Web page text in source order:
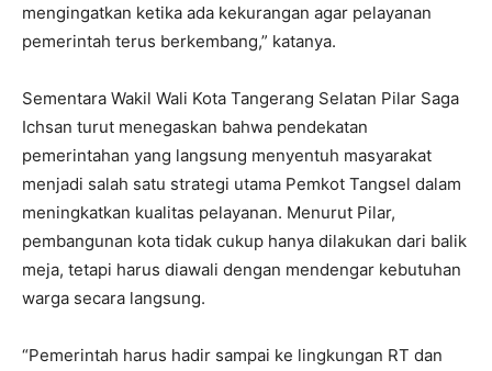
mengingatkan ketika ada kekurangan agar pelayanan
pemerintah terus berkembang,” katanya.
Sementara Wakil Wali Kota Tangerang Selatan Pilar Saga
Ichsan turut menegaskan bahwa pendekatan
pemerintahan yang langsung menyentuh masyarakat
menjadi salah satu strategi utama Pemkot Tangsel dalam
meningkatkan kualitas pelayanan. Menurut Pilar,
pembangunan kota tidak cukup hanya dilakukan dari balik
meja, tetapi harus diawali dengan mendengar kebutuhan
warga secara langsung.
“Pemerintah harus hadir sampai ke lingkungan RT dan